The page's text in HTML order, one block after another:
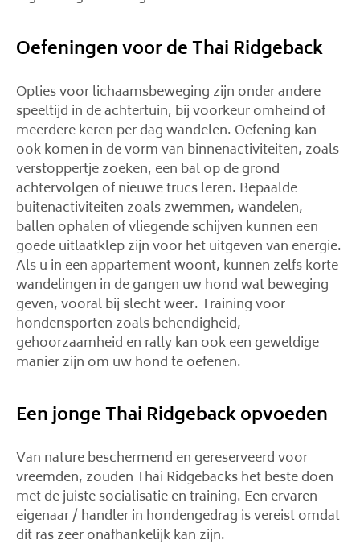
Oefeningen voor de Thai Ridgeback
Opties voor lichaamsbeweging zijn onder andere
speeltijd in de achtertuin, bij voorkeur omheind of
meerdere keren per dag wandelen. Oefening kan
ook komen in de vorm van binnenactiviteiten, zoals
verstoppertje zoeken, een bal op de grond
achtervolgen of nieuwe trucs leren. Bepaalde
buitenactiviteiten zoals zwemmen, wandelen,
ballen ophalen of vliegende schijven kunnen een
goede uitlaatklep zijn voor het uitgeven van energie.
Als u in een appartement woont, kunnen zelfs korte
wandelingen in de gangen uw hond wat beweging
geven, vooral bij slecht weer. Training voor
hondensporten zoals behendigheid,
gehoorzaamheid en rally kan ook een geweldige
manier zijn om uw hond te oefenen.
Een jonge Thai Ridgeback opvoeden
Van nature beschermend en gereserveerd voor
vreemden, zouden Thai Ridgebacks het beste doen
met de juiste socialisatie en training. Een ervaren
eigenaar / handler in hondengedrag is vereist omdat
dit ras zeer onafhankelijk kan zijn.